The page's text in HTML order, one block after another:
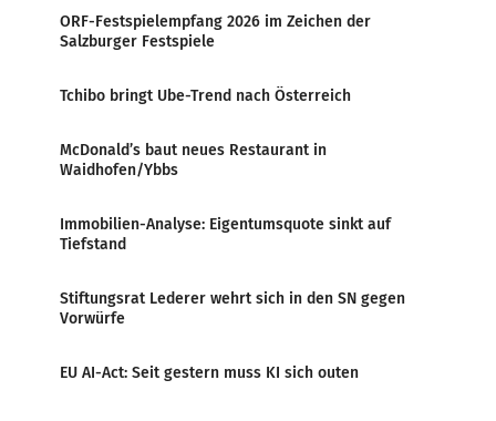
ORF-Festspielempfang 2026 im Zeichen der
Salzburger Festspiele
Tchibo bringt Ube-Trend nach Österreich
McDonald’s baut neues Restaurant in
Waidhofen/Ybbs
Immobilien-Analyse: Eigentumsquote sinkt auf
Tiefstand
Stiftungsrat Lederer wehrt sich in den SN gegen
Vorwürfe
EU AI-Act: Seit gestern muss KI sich outen